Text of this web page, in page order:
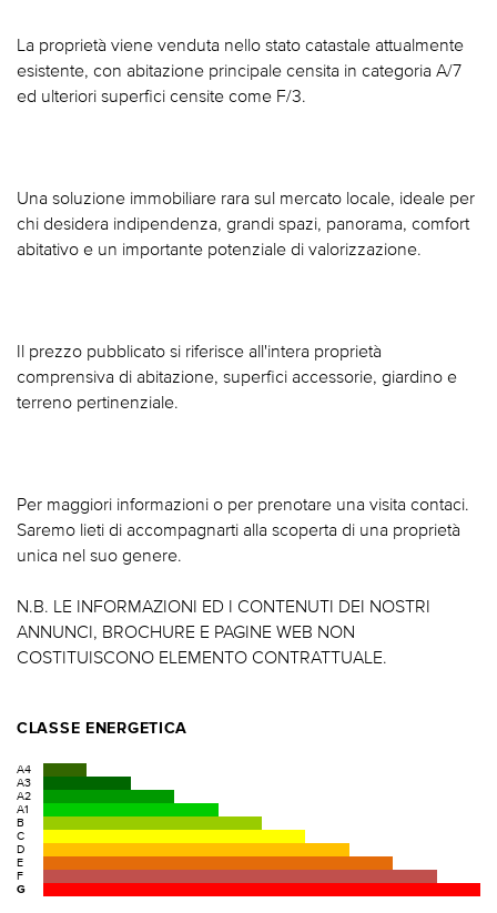
La proprietà viene venduta nello stato catastale attualmente
esistente, con abitazione principale censita in categoria A/7
ed ulteriori superfici censite come F/3.
Una soluzione immobiliare rara sul mercato locale, ideale per
chi desidera indipendenza, grandi spazi, panorama, comfort
abitativo e un importante potenziale di valorizzazione.
Il prezzo pubblicato si riferisce all'intera proprietà
comprensiva di abitazione, superfici accessorie, giardino e
terreno pertinenziale.
Per maggiori informazioni o per prenotare una visita contaci.
Saremo lieti di accompagnarti alla scoperta di una proprietà
unica nel suo genere.
N.B. LE INFORMAZIONI ED I CONTENUTI DEI NOSTRI
ANNUNCI, BROCHURE E PAGINE WEB NON
COSTITUISCONO ELEMENTO CONTRATTUALE.
CLASSE ENERGETICA
A4
A3
A2
A1
B
C
D
E
F
G